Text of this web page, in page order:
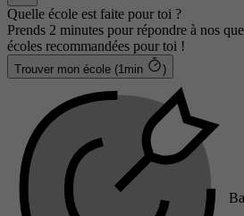
Quelle école est faite pour toi ?
Prends 2 minutes pour répondre à nos
écoles recommandées pour toi !
Trouver mon école (1min )